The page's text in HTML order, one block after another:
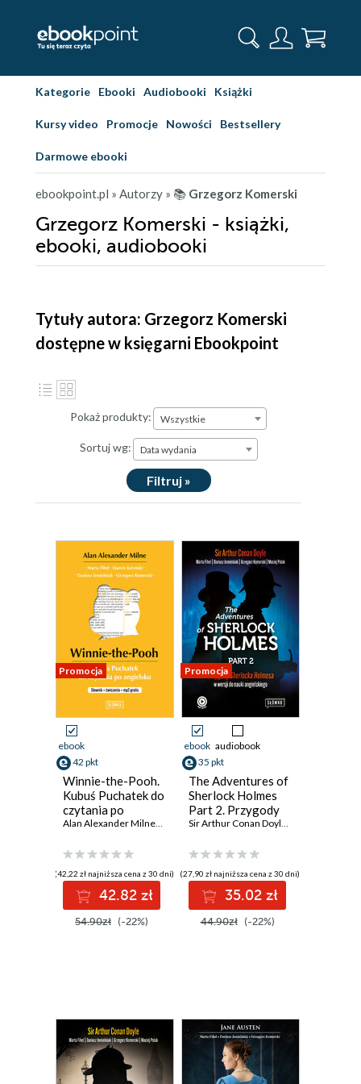
Kategorie Ebooki Audiobooki Książki
Kursy video Promocje Nowości Bestsellery
Darmowe ebooki
ebookpoint.pl » Autorzy » 📚 Grzegorz Komerski
Grzegorz Komerski - książki,
ebooki, audiobooki
Tytuły autora: Grzegorz Komerski
dostępne w księgarni Ebookpoint
Pokaż produkty: Wszystkie
Sortuj wg: Data wydania
Filtruj »
Promocja
ebook
42 pkt
Winnie-the-Pooh.
Kubuś Puchatek do
czytania po
angielsku. Słownik
gratis
Alan Alexander Milne
,Marta Fihel,Marcin Jażyński,Dariusz
(42,22 zł najniższa cena z 30 dni)
42.82 zł
54.90zł (-22%)
Promocja
ebook audiobook
35 pkt
The Adventures of
Sherlock Holmes
Part 2. Przygody
Sherlocka Holmesa
angielskiego
Sir Arthur Conan Doyle,
(27,90 zł najniższa cena z 30 dni)
35.02 zł
44.90zł (-22%)